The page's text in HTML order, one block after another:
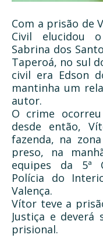
Com a prisão de
Civil elucidou
Sabrina dos
Taperoá, no sul
civil era Edson
mantinha um
autor.
O crime
desde então,
fazenda, na
preso, na
equipes da 5ª
Polícia do
Valença.
Vítor teve a
Justiça e deverá
prisional.